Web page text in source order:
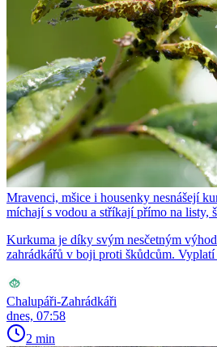
Mravenci, mšice i housenky nesnášejí
míchají s vodou a stříkají přímo na listy,
Kurkuma je díky svým nesčetným
zahrádkářů v boji proti škůdcům. Vyplatí
Chalupáři-Zahrádkáři
dnes, 07:58
2 min